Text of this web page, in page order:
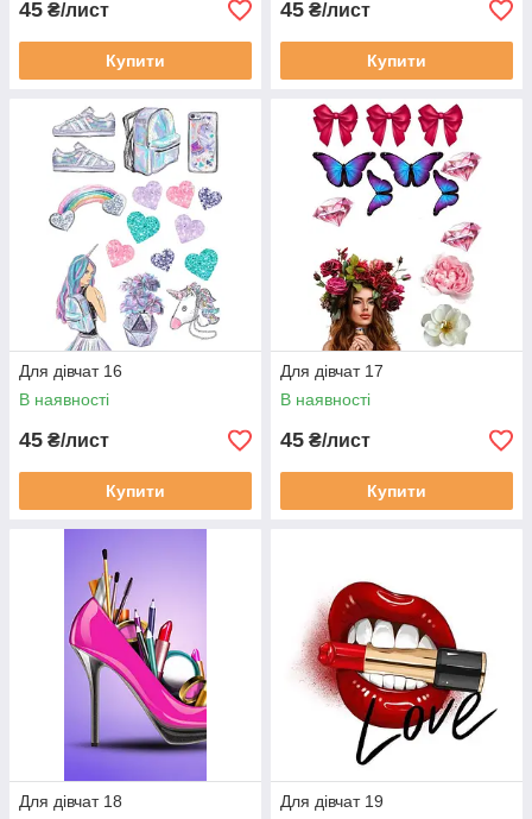
45 ₴/лист
Купити
45 ₴/лист
Купити
Для дівчат 16
В наявності
45 ₴/лист
Купити
Для дівчат 17
В наявності
45 ₴/лист
Купити
Для дівчат 18
Для дівчат 19